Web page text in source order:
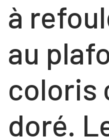
à
au
coloris
doré.